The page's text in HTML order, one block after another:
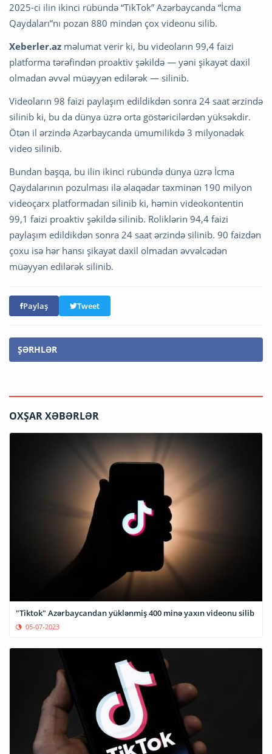
2025-ci ilin ikinci rübündə “TikTok” Azərbaycanda “İcma
Qaydaları”nı pozan 880 mindən çox videonu silib.
Xeberler.az məlumat verir ki, bu videoların 99,4 faizi
platforma tərəfindən proaktiv şəkildə — yəni şikayət daxil
olmadan əvvəl müəyyən edilərək — silinib.
Videoların 98 faizi paylaşım edildikdən sonra 24 saat ərzində
silinib ki, bu da dünya üzrə orta göstəricilərdən yüksəkdir.
Ötən il ərzində Azərbaycanda ümumilikdə 3 milyonadək
video silinib.
Bundan başqa, bu ilin ikinci rübündə dünya üzrə İcma
Qaydalarının pozulması ilə əlaqədar təxminən 190 milyon
videoçarx platformadan silinib ki, həmin videokontentin
99,1 faizi proaktiv şəkildə silinib. Roliklərin 94,4 faizi
paylaşım edildikdən sonra 24 saat ərzində silinib. 90 faizdən
çoxu isə hər hansı şikayət daxil olmadan əvvəlcədən
müəyyən edilərək silinib.
Paylaş Tweet
ŞƏRHLƏR
OXŞAR XƏBƏRLƏR
"Tiktok" Azərbaycandan yüklənmiş 400 minə yaxın videonu silib
05-07-2023